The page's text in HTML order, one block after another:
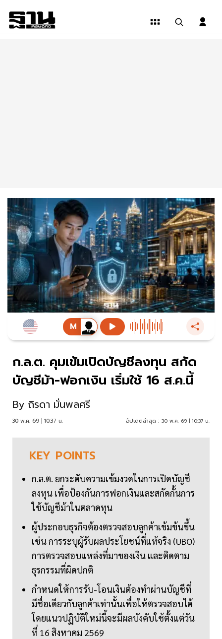
ก.ล.ต. คุมเข้มเปิดบัญชีลงทุน สกัด
บัญชีม้า-ฟอกเงิน เริ่มใช้ 16 ส.ค.นี้
By ถิรดา มั่นพลศรี
30 พ.ค. 69 | 10:37 น. อัปเดตล่าสุด : 30 พ.ค. 69 | 10:37 น.
KEY POINTS
ก.ล.ต. ยกระดับความเข้มงวดในการเปิดบัญชี
ลงทุน เพื่อป้องกันการฟอกเงินและสกัดกั้นการ
ใช้บัญชีม้าในตลาดทุน
ผู้ประกอบธุรกิจต้องตรวจสอบลูกค้าเข้มข้นขึ้น
เช่น การระบุผู้รับผลประโยชน์ที่แท้จริง (UBO)
การตรวจสอบแหล่งที่มาของเงิน และติดตาม
ธุรกรรมที่ผิดปกติ
กำหนดให้การรับ-โอนเงินต้องทำผ่านบัญชีที่
มีชื่อเดียวกับลูกค้าเท่านั้นเพื่อให้ตรวจสอบได้
โดยแนวปฏิบัติใหม่นี้จะมีผลบังคับใช้ตั้งแต่วัน
ที่ 16 สิงหาคม 2569